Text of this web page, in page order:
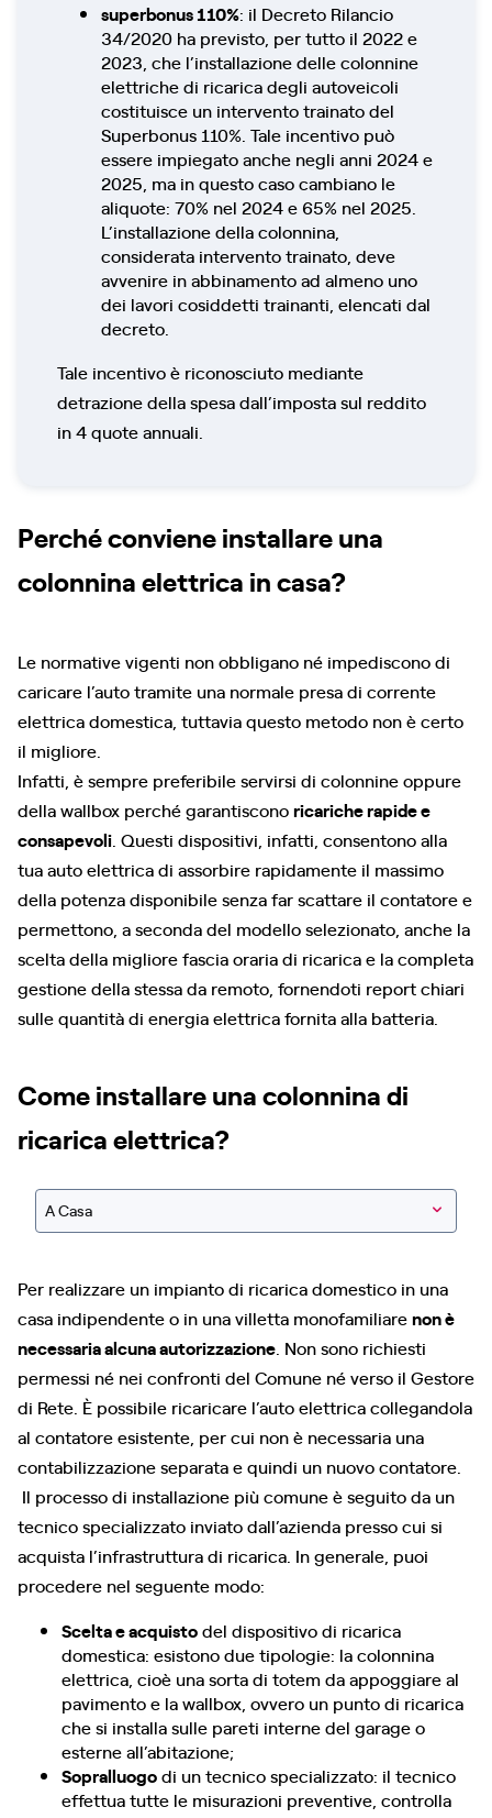
superbonus 110%: il Decreto Rilancio
34/2020 ha previsto, per tutto il 2022 e
2023, che l’installazione delle colonnine
elettriche di ricarica degli autoveicoli
costituisce un intervento trainato del
Superbonus 110%. Tale incentivo può
essere impiegato anche negli anni 2024 e
2025, ma in questo caso cambiano le
aliquote: 70% nel 2024 e 65% nel 2025.
L’installazione della colonnina,
considerata intervento trainato, deve
avvenire in abbinamento ad almeno uno
dei lavori cosiddetti trainanti, elencati dal
decreto.
Tale incentivo è riconosciuto mediante
detrazione della spesa dall’imposta sul reddito
in 4 quote annuali.
Perché conviene installare una
colonnina elettrica in casa?
Le normative vigenti non obbligano né impediscono di
caricare l’auto tramite una normale presa di corrente
elettrica domestica, tuttavia questo metodo non è certo
il migliore.
Infatti, è sempre preferibile servirsi di colonnine oppure
della wallbox perché garantisconoricariche rapide e
consapevoli . Questi dispositivi, infatti, consentono alla
tua auto elettrica di assorbire rapidamente il massimo
della potenza disponibile senza far scattare il contatore e
permettono, a seconda del modello selezionato, anche la
scelta della migliore fascia oraria di ricarica e la completa
gestione della stessa da remoto, fornendoti report chiari
sulle quantità di energia elettrica fornita alla batteria.
Come installare una colonnina di
ricarica elettrica?
A Casa
Per realizzare un impianto di ricarica domestico in una
casa indipendente o in una villetta monofamiliarenon è
necessaria alcuna autorizzazione . Non sono richiesti
permessi né nei confronti del Comune né verso il Gestore
di Rete. È possibile ricaricare l’auto elettrica collegandola
al contatore esistente, per cui non è necessaria una
contabilizzazione separata e quindi un nuovo contatore.
Il processo di installazione più comune è seguito da un
tecnico specializzato inviato dall’azienda presso cui si
acquista l’infrastruttura di ricarica. In generale, puoi
procedere nel seguente modo:
Scelta e acquistodel dispositivo di ricarica
domestica: esistono due tipologie: la colonnina
elettrica, cioè una sorta di totem da appoggiare al
pavimento e la wallbox, ovvero un punto di ricarica
che si installa sulle pareti interne del garage o
esterne all’abitazione;
Sopralluogodi un tecnico specializzato: il tecnico
effettua tutte le misurazioni preventive, controlla